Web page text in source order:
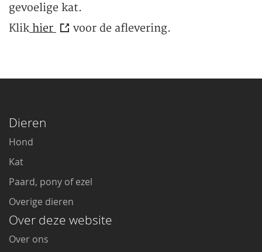
gevoelige kat.
Klikhier voor de aflevering.
Dieren
Hond
Kat
Paard, pony of ezel
Overige dieren
Over deze website
Over ons